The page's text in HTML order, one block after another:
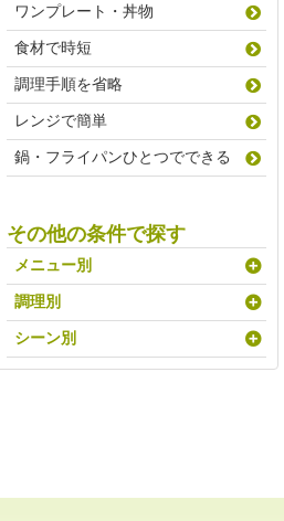
ワンプレート・丼物
食材で時短
調理手順を省略
レンジで簡単
鍋・フライパンひとつでできる
その他の条件で探す
メニュー別
調理別
シーン別